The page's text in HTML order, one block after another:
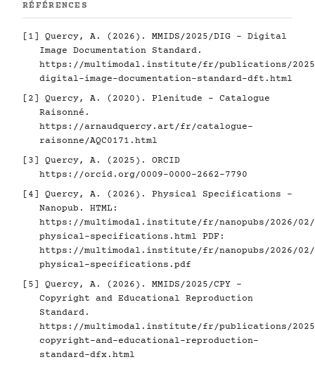
RÉFÉRENCES
[1]
Quercy, A. (2026). MMIDS/2025/DIG - Digital
Image Documentation Standard.
https://multimodal.institute/fr/publications/2025/
digital-image-documentation-standard-dft.html
[2]
Quercy, A. (2020). Plenitude - Catalogue
Raisonné.
https://arnaudquercy.art/fr/catalogue-
raisonne/AQC0171.html
[3]
Quercy, A. (2025). ORCID
https://orcid.org/0009-0000-2662-7790
[4]
Quercy, A. (2026). Physical Specifications -
Nanopub. HTML:
https://multimodal.institute/fr/nanopubs/2026/02/
physical-specifications.html PDF:
https://multimodal.institute/fr/nanopubs/2026/02/
physical-specifications.pdf
[5]
Quercy, A. (2026). MMIDS/2025/CPY -
Copyright and Educational Reproduction
Standard.
https://multimodal.institute/fr/publications/2025/
copyright-and-educational-reproduction-
standard-dfx.html